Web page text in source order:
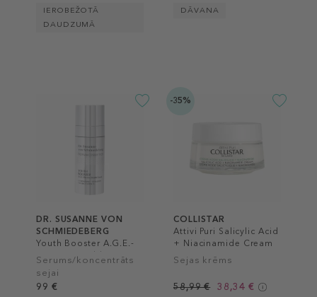
IEROBEŽOTĀ
DAUDZUMĀ
DĀVANA
DR. SUSANNE VON
SCHMIEDEBERG
Youth Booster A.G.E.-
Reverse Double Serum
Serums/koncentrāts
sejai
99 €
-35%
COLLISTAR
Attivi Puri Salicylic Acid
+ Niacinamide Cream
Sejas krēms
58,99 € 38,34 €